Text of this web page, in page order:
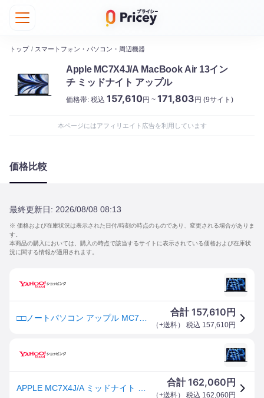
トップ / スマートフォン・パソコン・周辺機器
Apple MC7X4J/A MacBook Air 13イン
チ ミッドナイト アップル
価格帯: 税込 157,610円 ~ 171,803円 (9サイト)
本ページにはアフィリエイト広告を利用しています
価格比較
最終更新日: 2026/08/08 08:13
※ 価格および在庫状況は表示された日付/時刻の時点のものであり、変更される場合がありま
す。
本商品の購入においては、購入の時点で該当するサイトに表示されている価格および在庫状
況に関する情報が適用されます。
合計157,610 円
（+送料） 税込 157,610円
合計162,060 円
（+送料） 税込 162,060円